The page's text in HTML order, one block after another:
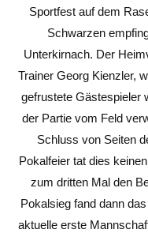
Sportfest auf dem
Schwarzen
Unterkirnach. Der
Trainer Georg Kienzler,
gefrustete Gästespieler
der Partie vom Feld
Schluss von Seiten
Pokalfeier tat dies
zum dritten Mal den
Pokalsieg fand dann
aktuelle erste